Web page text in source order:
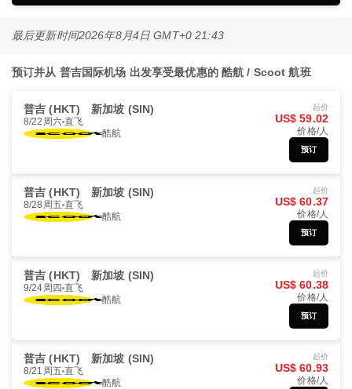
最后更新时间2026年8月4日 GMT+0 21:43
预订并从 普吉国际机场 出发享受最优惠的 酷航 / Scoot 航班
普吉 (HKT) 新加坡 (SIN)
8/22周六 直飞
酷航
起价
US$ 59.02
价格/人
预订
普吉 (HKT) 新加坡 (SIN)
8/28周五 直飞
酷航
起价
US$ 60.37
价格/人
预订
普吉 (HKT) 新加坡 (SIN)
9/24周四 直飞
酷航
起价
US$ 60.38
价格/人
预订
普吉 (HKT) 新加坡 (SIN)
8/21周五 直飞
酷航
起价
US$ 60.93
价格/人